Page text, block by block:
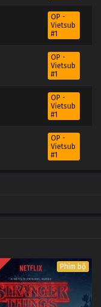
OP -
Vietsub
#1
OP -
Vietsub
#1
OP -
Vietsub
#1
OP -
Vietsub
#1
#1
OP -
Vietsub
#1
OP -
Phim bộ